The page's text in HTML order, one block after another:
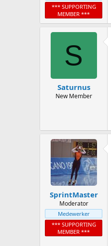
*** SUPPORTING
MEMBER ***
S
Saturnus
New Member
SprintMaster
Moderator
Medewerker
*** SUPPORTING
MEMBER ***